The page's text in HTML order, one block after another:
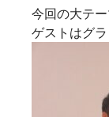
今回の大テ
ゲストはグ